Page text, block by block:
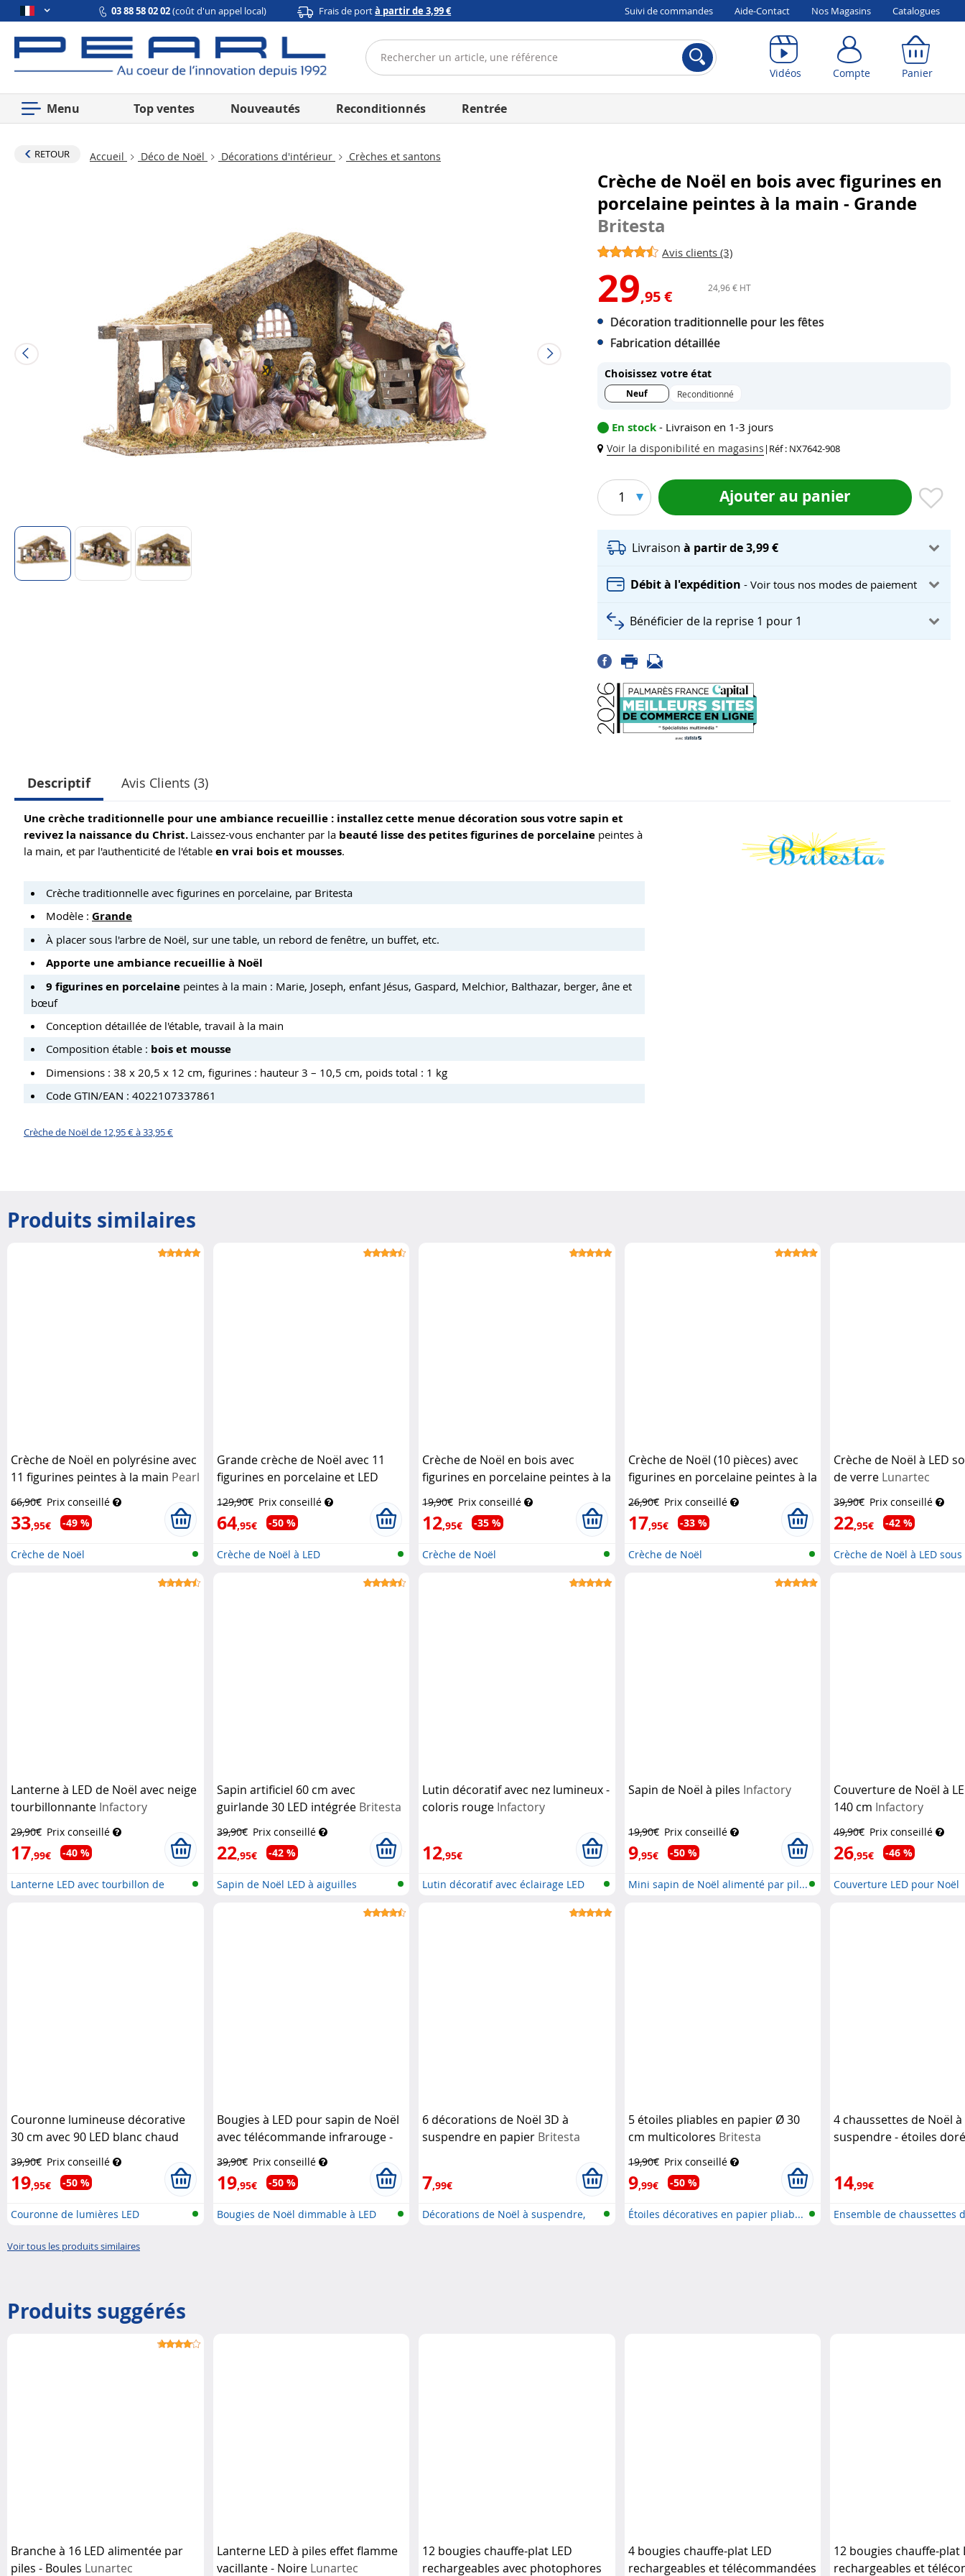
03 88 58 02 02(coût d'un appel local) Frais de portà partir de 3,99 € Suivi de commandes Aide-Contact Nos Magasins Catalogues
Vidéos Compte Panier
Menu Top ventes Nouveautés Reconditionnés Rentrée
RETOUR Accueil Déco de Noël Décorations d'intérieur Crèches et santons
Crèche de Noël en bois avec figurines en
porcelaine peintes à la main - Grande
Britesta
Avis clients (3)
29,95 € 24,96 € HT
Décoration traditionnelle pour les fêtes
Fabrication détaillée
Choisissez votre état
Neuf Reconditionné
En stock - Livraison en 1-3 jours
Voir la disponibilité en magasins | Réf : NX7642-908
1 Ajouter au panier
Livraisonà partir de 3,99 €
Débit à l'expédition- Voir tous nos modes de paiement
Bénéficier de la reprise 1 pour 1
Descriptif Avis Clients (3)
Une crèche traditionnelle pour une ambiance recueillie : installez cette menue décoration sous votre sapin et
revivez la naissance du Christ. Laissez-vous enchanter par la beauté lisse des petites figurines de porcelaine peintes à
la main, et par l'authenticité de l'étable en vrai bois et mousses.
Crèche traditionnelle avec figurines en porcelaine, par Britesta
Modèle : Grande
À placer sous l'arbre de Noël, sur une table, un rebord de fenêtre, un buffet, etc.
Apporte une ambiance recueillie à Noël
9 figurines en porcelaine peintes à la main : Marie, Joseph, enfant Jésus, Gaspard, Melchior, Balthazar, berger, âne et
bœuf
Conception détaillée de l'étable, travail à la main
Composition étable : bois et mousse
Dimensions : 38 x 20,5 x 12 cm, figurines : hauteur 3 – 10,5 cm, poids total : 1 kg
Code GTIN/EAN : 4022107337861
Crèche de Noël de 12,95 € à 33,95 €
Produits similaires
Crèche de Noël en polyrésine avec
11 figurines peintes à la main Pearl
66,90€ Prix conseillé
33,95€ -49 %
Crèche de Noël
Grande crèche de Noël avec 11
figurines en porcelaine et LED
129,90€ Prix conseillé
64,95€ -50 %
Crèche de Noël à LED
Crèche de Noël en bois avec
figurines en porcelaine peintes à la
19,90€ Prix conseillé
12,95€ -35 %
Crèche de Noël
Crèche de Noël (10 pièces) avec
figurines en porcelaine peintes à la
26,90€ Prix conseillé
17,95€ -33 %
Crèche de Noël
Crèche de Noël à LED
de verre Lunartec
39,90€ Prix conseillé
22,95€ -42 %
Crèche de Noël à LED
Lanterne à LED de Noël avec neige
tourbillonnante Infactory
29,90€ Prix conseillé
17,99€ -40 %
Lanterne LED avec tourbillon de
Sapin artificiel 60 cm avec
guirlande 30 LED intégrée Britesta
39,90€ Prix conseillé
22,95€ -42 %
Sapin de Noël LED à aiguilles
Lutin décoratif avec nez lumineux -
coloris rouge Infactory
12,95€
Lutin décoratif avec éclairage LED
Sapin de Noël à piles Infactory
19,90€ Prix conseillé
9,95€ -50 %
Mini sapin de Noël alimenté par pil...
Couverture de Noël à
140 cm Infactory
49,90€ Prix conseillé
26,95€ -46 %
Couverture LED pour Noël
Couronne lumineuse décorative
30 cm avec 90 LED blanc chaud
39,90€ Prix conseillé
19,95€ -50 %
Couronne de lumières LED
Bougies à LED pour sapin de Noël
avec télécommande infrarouge -
Lunartec
39,90€ Prix conseillé
19,95€ -50 %
Bougies de Noël dimmable à LED
6 décorations de Noël 3D à
suspendre en papier Britesta
7,99€
Décorations de Noël à suspendre,
5 étoiles pliables en papier Ø 30
cm multicolores Britesta
19,90€ Prix conseillé
9,99€ -50 %
Étoiles décoratives en papier pliab...
4 chaussettes de Noël à
suspendre - étoiles
14,99€
Ensemble de chaussettes
Voir tous les produits similaires
Produits suggérés
Branche à 16 LED alimentée par
piles - Boules Lunartec
Lanterne LED à piles effet flamme
vacillante - Noire Lunartec
12 bougies chauffe-plat LED
rechargeables avec photophores
4 bougies chauffe-plat LED
rechargeables et télécommandées
12 bougies chauffe-plat
rechargeables et
Compte Panier